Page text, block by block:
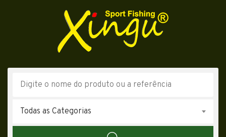
Todas as Categorias